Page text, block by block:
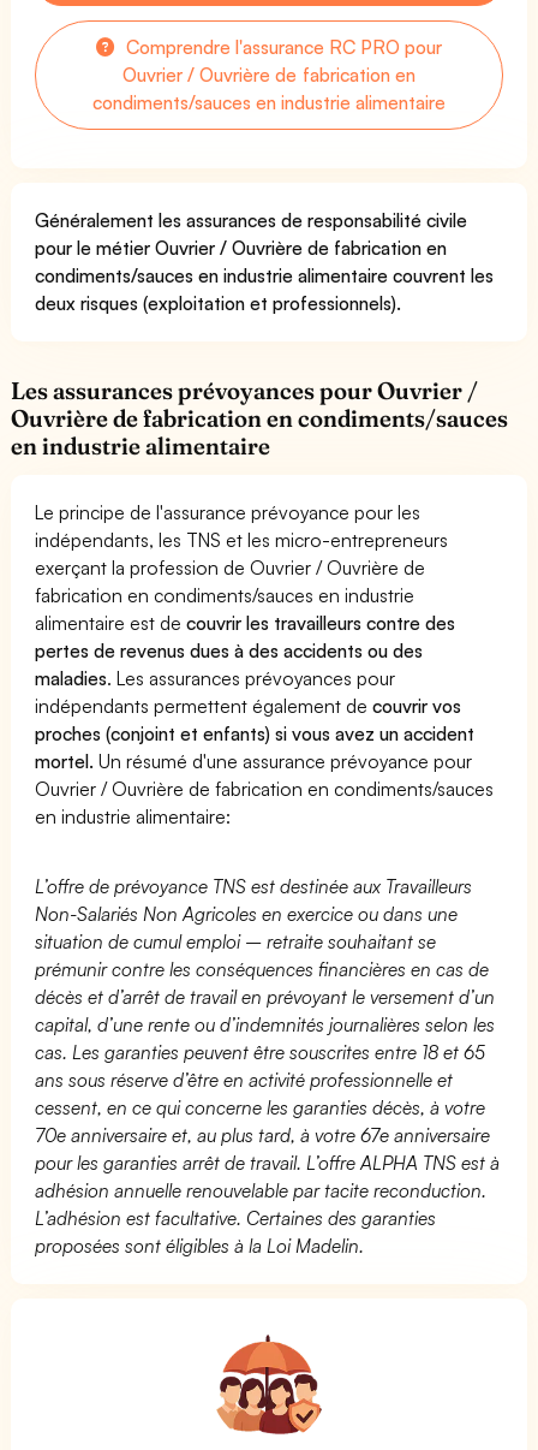
Comprendre l'assurance RC PRO pour
Ouvrier / Ouvrière de fabrication en
condiments/sauces en industrie alimentaire
Généralement les assurances de responsabilité civile
pour le métier Ouvrier / Ouvrière de fabrication en
condiments/sauces en industrie alimentaire couvrent les
deux risques (exploitation et professionnels).
Les assurances prévoyances pour Ouvrier /
Ouvrière de fabrication en condiments/sauces
en industrie alimentaire
Le principe de l'assurance prévoyance pour les
indépendants, les TNS et les micro-entrepreneurs
exerçant la profession de Ouvrier / Ouvrière de
fabrication en condiments/sauces en industrie
alimentaire est decouvrir les travailleurs contre des
pertes de revenus dues à des accidents ou des
maladies. Les assurances prévoyances pour
indépendants permettent également decouvrir vos
proches (conjoint et enfants) si vous avez un accident
mortel. Un résumé d'une assurance prévoyance pour
Ouvrier / Ouvrière de fabrication en condiments/sauces
en industrie alimentaire:
L’offre de prévoyance TNS est destinée aux Travailleurs
Non-Salariés Non Agricoles en exercice ou dans une
situation de cumul emploi – retraite souhaitant se
prémunir contre les conséquences financières en cas de
décès et d’arrêt de travail en prévoyant le versement d’un
capital, d’une rente ou d’indemnités journalières selon les
cas. Les garanties peuvent être souscrites entre 18 et 65
ans sous réserve d’être en activité professionnelle et
cessent, en ce qui concerne les garanties décès, à votre
70e anniversaire et, au plus tard, à votre 67e anniversaire
pour les garanties arrêt de travail. L’offre ALPHA TNS est à
adhésion annuelle renouvelable par tacite reconduction.
L’adhésion est facultative. Certaines des garanties
proposées sont éligibles à la Loi Madelin.